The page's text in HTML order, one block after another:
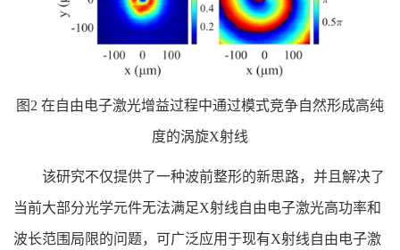
图2 在自由电子激光增益过程中通过模式竞争自然形成高纯
度的涡旋X射线
该研究不仅提供了一种波前整形的新思路，并且解决了
当前大部分光学元件无法满足X射线自由电子激光高功率和
波长范围局限的问题，可广泛应用于现有X射线自由电子激